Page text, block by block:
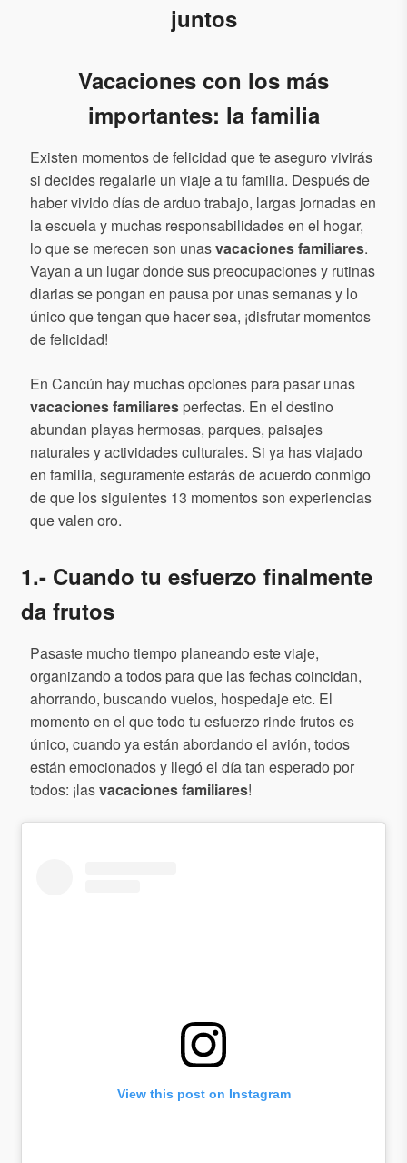
juntos
Vacaciones con los más
importantes: la familia
Existen momentos de felicidad que te aseguro vivirás
si decides regalarle un viaje a tu familia. Después de
haber vivido días de arduo trabajo, largas jornadas en
la escuela y muchas responsabilidades en el hogar,
lo que se merecen son unasvacaciones familiares.
Vayan a un lugar donde sus preocupaciones y rutinas
diarias se pongan en pausa por unas semanas y lo
único que tengan que hacer sea, ¡disfrutar momentos
de felicidad!
En Cancún hay muchas opciones para pasar unas
vacaciones familiares perfectas. En el destino
abundan playas hermosas, parques, paisajes
naturales y actividades culturales. Si ya has viajado
en familia, seguramente estarás de acuerdo conmigo
de que los siguientes 13 momentos son experiencias
que valen oro.
1.- Cuando tu esfuerzo finalmente
da frutos
Pasaste mucho tiempo planeando este viaje,
organizando a todos para que las fechas coincidan,
ahorrando, buscando vuelos, hospedaje etc. El
momento en el que todo tu esfuerzo rinde frutos es
único, cuando ya están abordando el avión, todos
están emocionados y llegó el día tan esperado por
todos: ¡lasvacaciones familiares!
View this post on Instagram